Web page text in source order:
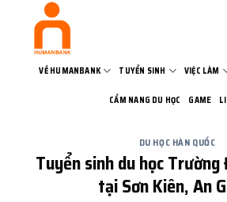
VỀ HUMANBANK TUYỂN SINH VIỆC LÀM
CẨM NANG DU HỌC GAME
DU HỌC HÀN QUỐC
Tuyển sinh du học Trường
tại Sơn Kiên, An